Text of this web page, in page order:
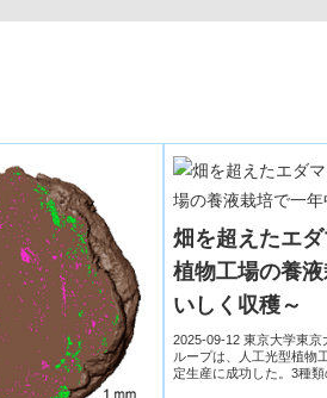
畑を超えたエ
植物工場の養
いしく収穫～
2025-09-12 東京大学東
ループは、人工光型植物
定生産に成功した。3種